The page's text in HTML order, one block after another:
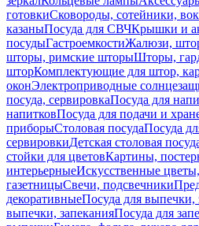
готовкиСковороды, сотейники,
казаныПосуда для СВЧКрышки и
посудыГастроемкостиЖалюзи,
шторы, римские шторыШторы,
шторКомплектующие для штор,
оконЭлектроприводные
посуда, сервировкаПосуда для
напитковПосуда для подачи и
приборыСтоловая посудаПосуда
сервировкиДетская столовая
стойки для цветовКартины,
интерьерныеИскусственные
газетницыСвечи, подсвечники
декоративныеПосуда для выпечки,
выпечки, запеканияПосуда для